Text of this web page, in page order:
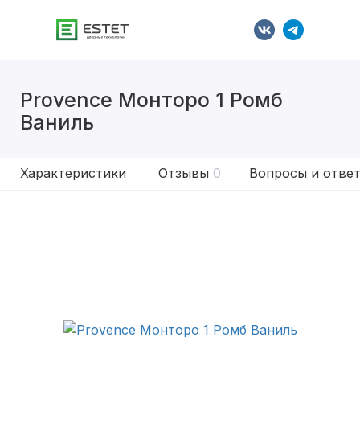
Provence Монторо 1 Ромб
Ваниль
Характеристики Отзывы 0 Вопросы и